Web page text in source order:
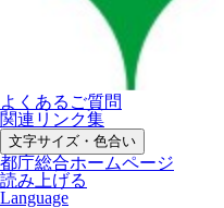
よくあるご質問
関連リンク集
文字サイズ・色合い
都庁総合ホームページ
読み上げる
Language